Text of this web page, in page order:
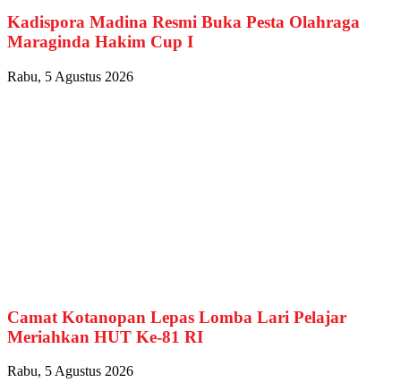
Kadispora Madina Resmi Buka Pesta Olahraga
Maraginda Hakim Cup I
Rabu, 5 Agustus 2026
Camat Kotanopan Lepas Lomba Lari Pelajar
Meriahkan HUT Ke-81 RI
Rabu, 5 Agustus 2026